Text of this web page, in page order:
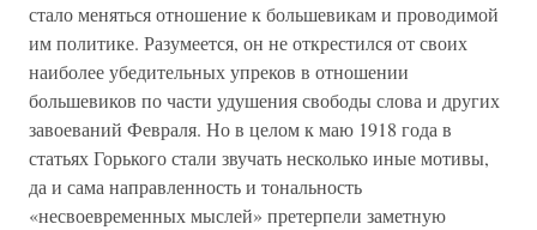
стало меняться отношение к большевикам и проводимой
им политике. Разумеется, он не открестился от своих
наиболее убедительных упреков в отношении
большевиков по части удушения свободы слова и других
завоеваний Февраля. Но в целом к маю 1918 года в
статьях Горького стали звучать несколько иные мотивы,
да и сама направленность и тональность
«несвоевременных мыслей» претерпели заметную